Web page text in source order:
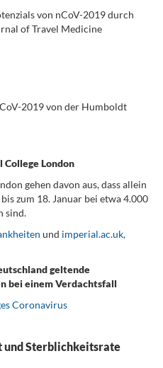
von nCoV-2019 durch
of Travel Medicine
2019 von der Humboldt
London
gehen davon aus, dass allein
zum 18. Januar bei etwa 4.000
sind.
und imperial.ac.uk,
geltende
bei einem Verdachtsfall
Coronavirus
und Sterblichkeitsrate